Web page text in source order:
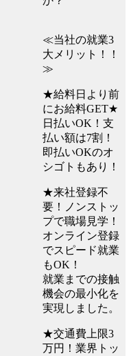
≪当社の就業3
大メリット！！
≫
★給料日より前
にお給料GET★
日払いOK！支
払い額は7割！
即払いOKのオ
シゴトもあり！
★来社登録不
要！ノンストッ
プで職場見学！
オンライン登録
でスピード就業
もOK！
就業までの接触
機会の最小化を
実現しました。
★交通費上限3
万円！業界トッ